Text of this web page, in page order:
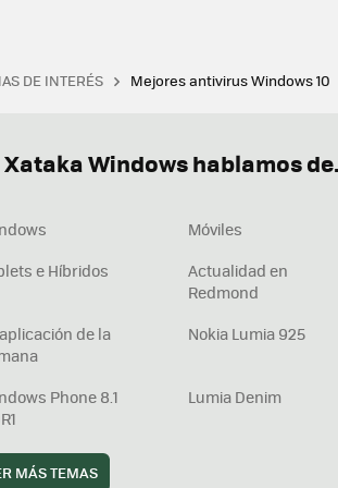
DE INTERÉS Mejores antivirus Windows 10
Xataka Windows hablamos
Móviles
e Híbridos
Actualidad en
Redmond
de la
Nokia Lumia 925
Phone 8.1
Lumia Denim
MÁS TEMAS